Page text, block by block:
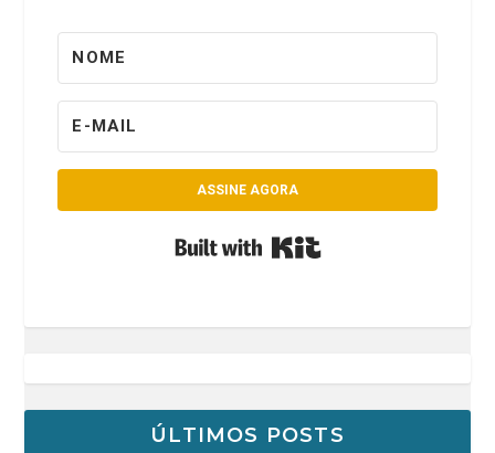
ASSINE AGORA
ÚLTIMOS POSTS